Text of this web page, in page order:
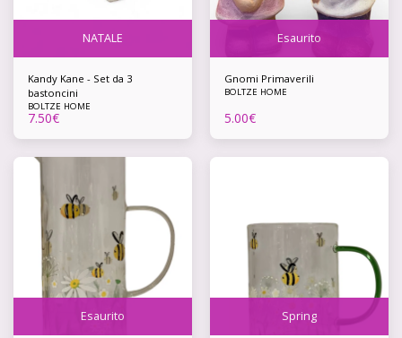
NATALE
Kandy Kane - Set da 3
bastoncini
BOLTZE HOME
7.50€
Esaurito
Gnomi Primaverili
BOLTZE HOME
5.00€
Esaurito Spring